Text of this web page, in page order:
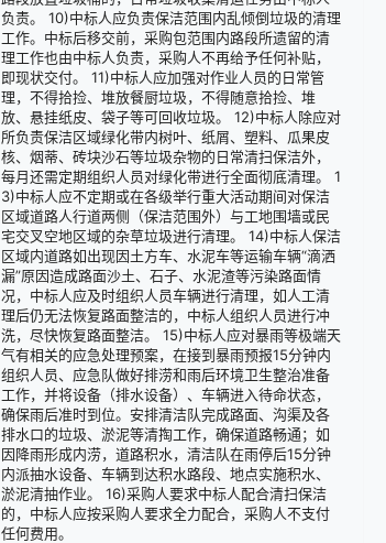
负责。 10)中标人应负责保洁范围内乱倾倒垃圾的清理
工作。中标后移交前，采购包范围内路段所遗留的清
理工作也由中标人负责，采购人不再给予任何补贴，
即现状交付。 11)中标人应加强对作业人员的日常管
理，不得拾捡、堆放餐厨垃圾，不得随意拾捡、堆
放、悬挂纸皮、袋子等可回收垃圾。 12)中标人除应对
所负责保洁区域绿化带内树叶、纸屑、塑料、瓜果皮
核、烟蒂、砖块沙石等垃圾杂物的日常清扫保洁外，
每月还需定期组织人员对绿化带进行全面彻底清理。 1
3)中标人应不定期或在各级举行重大活动期间对保洁
区域道路人行道两侧（保洁范围外）与工地围墙或民
宅交叉空地区域的杂草垃圾进行清理。 14)中标人保洁
区域内道路如出现因土方车、水泥车等运输车辆“滴洒
漏”原因造成路面沙土、石子、水泥渣等污染路面情
况，中标人应及时组织人员车辆进行清理，如人工清
理后仍无法恢复路面整洁的，中标人组织人员进行冲
洗，尽快恢复路面整洁。 15)中标人应对暴雨等极端天
气有相关的应急处理预案，在接到暴雨预报15分钟内
组织人员、应急队做好排涝和雨后环境卫生整治准备
工作，并将设备（排水设备）、车辆进入待命状态，
确保雨后准时到位。安排清洁队完成路面、沟渠及各
排水口的垃圾、淤泥等清掏工作，确保道路畅通；如
因降雨形成内涝，道路积水，清洁队在雨停后15分钟
内派抽水设备、车辆到达积水路段、地点实施积水、
淤泥清抽作业。 16)采购人要求中标人配合清扫保洁
的，中标人应按采购人要求全力配合，采购人不支付
任何费用。